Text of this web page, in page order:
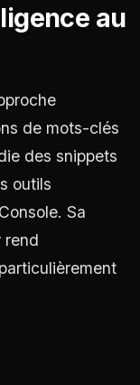
au
de mots-clés
des snippets
outils
Sa
rend